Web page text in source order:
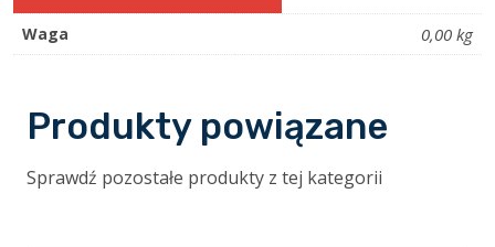
Waga 0,00 kg
Produkty powiązane
Sprawdź pozostałe produkty z tej kategorii